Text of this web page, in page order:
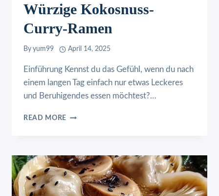
Würzige Kokosnuss-
Curry-Ramen
By yum99 April 14, 2025
Einführung Kennst du das Gefühl, wenn du nach
einem langen Tag einfach nur etwas Leckeres
und Beruhigendes essen möchtest?…
READ MORE WÜRZIGE